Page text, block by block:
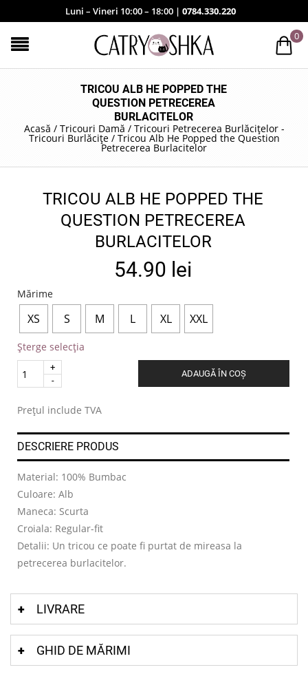
Luni – Vineri 10:00 – 18:00 | 0784.330.220
0
TRICOU ALB HE POPPED THE
QUESTION PETRECEREA
BURLACITELOR
Acasă / Tricouri Damă / Tricouri Petrecerea Burlăcițelor -
Tricouri Burlăcițe/ Tricou Alb He Popped the Question
Petrecerea Burlacitelor
TRICOU ALB HE POPPED THE
QUESTION PETRECEREA
BURLACITELOR
54.90 lei
Mărime
XS S M L XL XXL
Șterge selecția
Quantity
ADAUGĂ ÎN COȘ
Prețul include TVA
DESCRIERE PRODUS
Material: 100% Bumbac
Culoare: Alb
Maneca: Scurta
Croiala: Regular-fit
Detalii: Un tricou ce poate fi purtat de mireasa la
petrecerea burlacitelor.
LIVRARE
GHID DE MĂRIMI